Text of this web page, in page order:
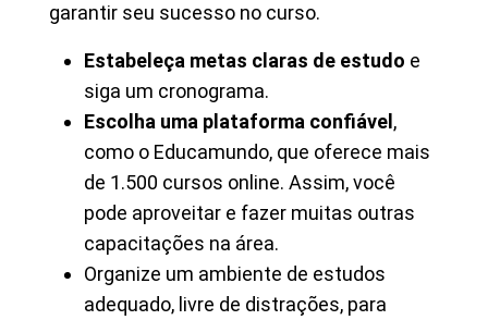
garantir seu sucesso no curso.
Estabeleça metas claras de estudo e
siga um cronograma.
Escolha uma plataforma confiável ,
como o Educamundo, que oferece mais
de 1.500 cursos online. Assim, você
pode aproveitar e fazer muitas outras
capacitações na área.
Organize um ambiente de estudos
adequado, livre de distrações, para